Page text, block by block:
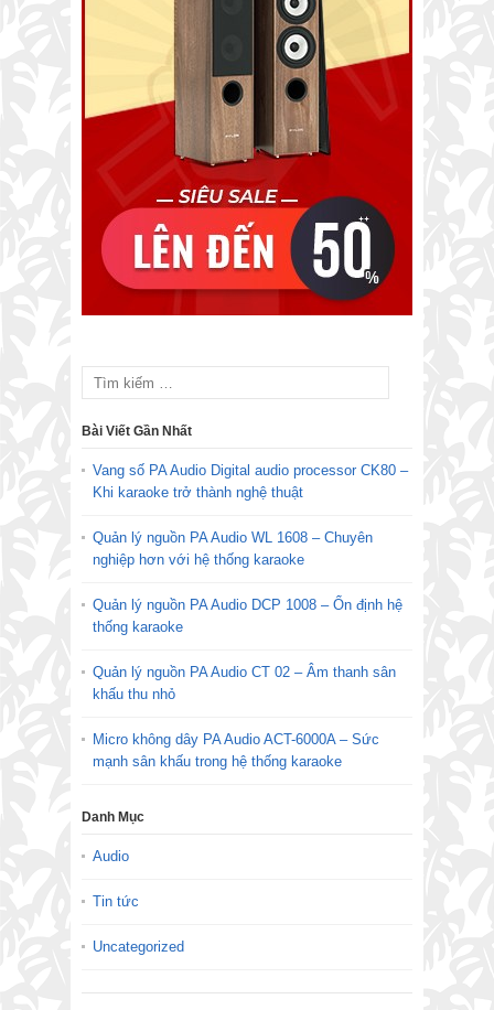
Bài Viết Gần Nhất
Vang số PA Audio Digital audio processor CK80 –
Khi karaoke trở thành nghệ thuật
Quản lý nguồn PA Audio WL 1608 – Chuyên
nghiệp hơn với hệ thống karaoke
Quản lý nguồn PA Audio DCP 1008 – Ổn định hệ
thống karaoke
Quản lý nguồn PA Audio CT 02 – Âm thanh sân
khấu thu nhỏ
Micro không dây PA Audio ACT-6000A – Sức
mạnh sân khấu trong hệ thống karaoke
Danh Mục
Audio
Tin tức
Uncategorized